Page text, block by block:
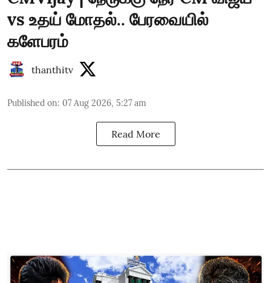
vs உதய் மோதல்.. பேரவையில்
களேபரம்
thanthitv
Published on: 07 Aug 2026, 5:27 am
Read More